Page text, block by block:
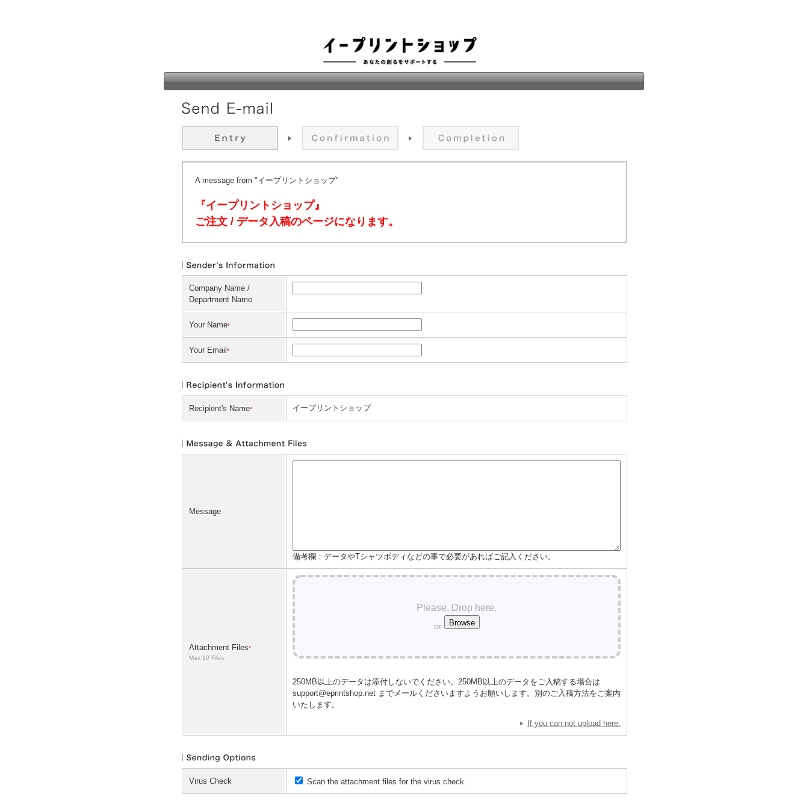
A message from "イープリントショップ"
『イープリントショップ』
ご注文 / データ入稿のページになります。
Company Name /
Department Name
Your Name*
Your Email *
Recipient's Name* イープリントショップ
Message
備考欄：データやTシャツボディなどの事で必要があればご記入ください。
Attachment Files*
Max 10 Files
Please, Drop here.
or
250MB以上のデータは添付しないでください。250MB以上のデータをご入稿する場合は
support@eprintshop.net までメールくださいますようお願いします。別のご入稿方法をご案内
いたします。
If you can not upload here.
Virus Check Scan the attachment files for the virus check.